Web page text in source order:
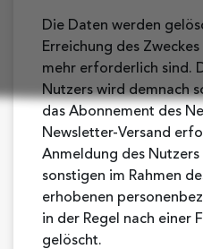
Die Daten werden
Erreichung des
mehr erforderlich sind.
Nutzers wird demnach
das Abonnement des
Newsletter-Versand
Anmeldung des
sonstigen im Rahmen
erhobenen
in der Regel nach einer
gelöscht.